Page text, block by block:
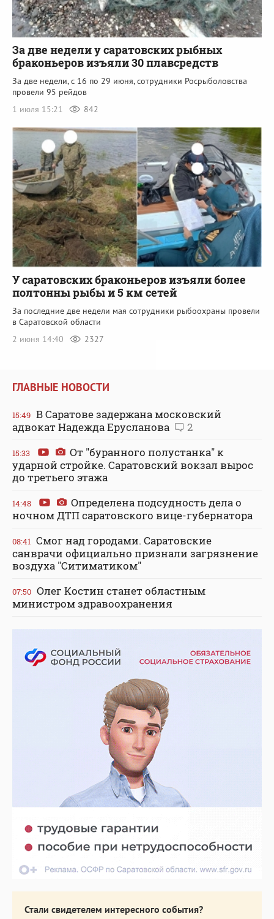
За две недели у саратовских рыбных
браконьеров изъяли 30 плавсредств
За две недели, с 16 по 29 июня, сотрудники Росрыболовства
провели 95 рейдов
1 июля 15:21
842
У саратовских браконьеров изъяли более
полтонны рыбы и 5 км сетей
За последние две недели мая сотрудники рыбоохраны провели
в Саратовской области
2 июня 14:40
2327
ГЛАВНЫЕ НОВОСТИ
15:49 В Саратове задержана московский
адвокат Надежда Ерусланова
2
15:33
От "буранного полустанка" к
ударной стройке. Саратовский вокзал вырос
до третьего этажа
14:48
Определена подсудность дела о
ночном ДТП саратовского вице-губернатора
08:41 Смог над городами. Саратовские
санврачи официально признали загрязнение
воздуха "Ситиматиком"
07:50 Олег Костин станет областным
министром здравоохранения
Стали свидетелем интересного события?